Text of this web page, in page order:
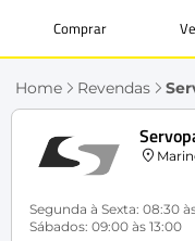
Comprar
Home Revendas
Segunda à Sexta: 08:30
Sábados: 09:00 às 13:00